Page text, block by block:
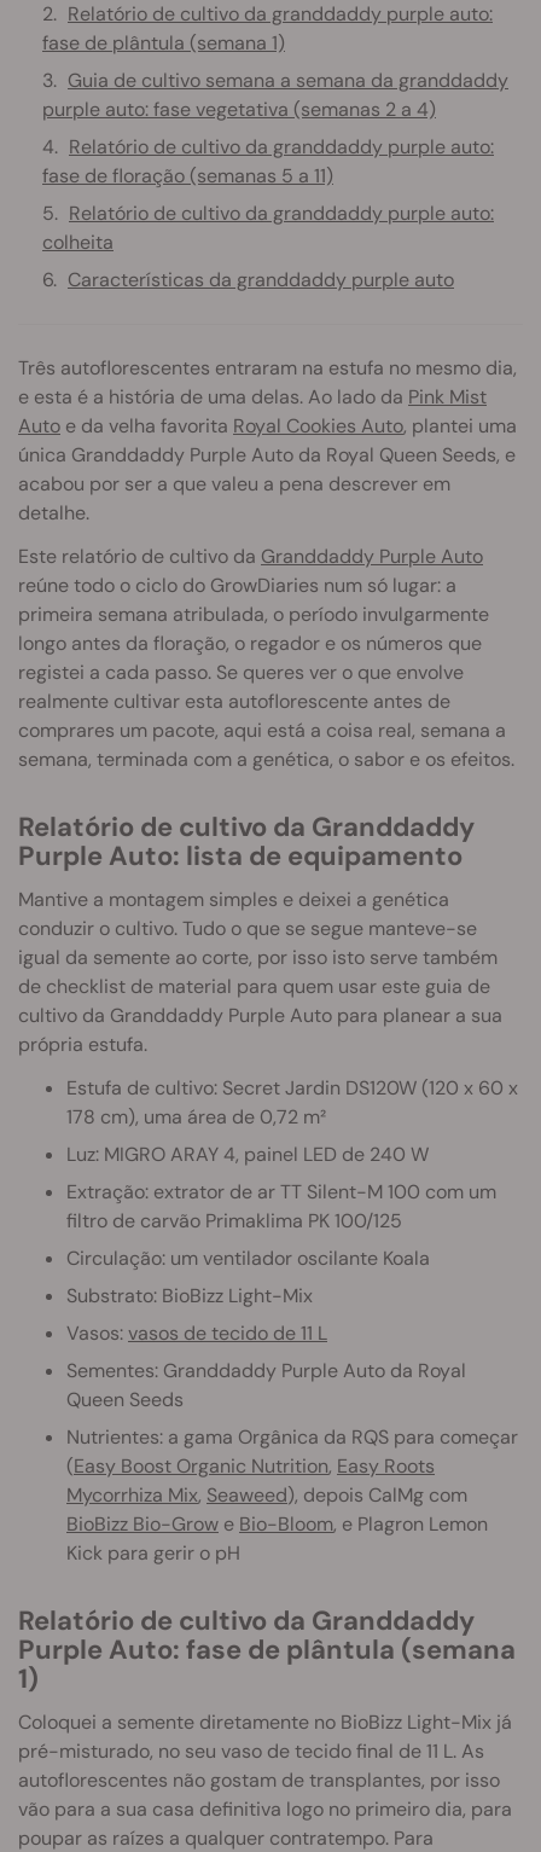
Relatório de cultivo da granddaddy purple auto:
fase de plântula (semana 1)
Guia de cultivo semana a semana da granddaddy
purple auto: fase vegetativa (semanas 2 a 4)
Relatório de cultivo da granddaddy purple auto:
fase de floração (semanas 5 a 11)
Relatório de cultivo da granddaddy purple auto:
colheita
Características da granddaddy purple auto
Três autoflorescentes entraram na estufa no mesmo dia,
e esta é a história de uma delas. Ao lado da Pink Mist
Auto e da velha favorita Royal Cookies Auto, plantei uma
única Granddaddy Purple Auto da Royal Queen Seeds, e
acabou por ser a que valeu a pena descrever em
detalhe.
Este relatório de cultivo da Granddaddy Purple Auto
reúne todo o ciclo do GrowDiaries num só lugar: a
primeira semana atribulada, o período invulgarmente
longo antes da floração, o regador e os números que
registei a cada passo. Se queres ver o que envolve
realmente cultivar esta autoflorescente antes de
comprares um pacote, aqui está a coisa real, semana a
semana, terminada com a genética, o sabor e os efeitos.
Relatório de cultivo da Granddaddy
Purple Auto: lista de equipamento
Mantive a montagem simples e deixei a genética
conduzir o cultivo. Tudo o que se segue manteve-se
igual da semente ao corte, por isso isto serve também
de checklist de material para quem usar este guia de
cultivo da Granddaddy Purple Auto para planear a sua
própria estufa.
Estufa de cultivo: Secret Jardin DS120W (120 x 60 x
178 cm), uma área de 0,72 m²
Luz: MIGRO ARAY 4, painel LED de 240 W
Extração: extrator de ar TT Silent-M 100 com um
filtro de carvão Primaklima PK 100/125
Circulação: um ventilador oscilante Koala
Substrato: BioBizz Light-Mix
Vasos:vasos de tecido de 11 L
Sementes: Granddaddy Purple Auto da Royal
Queen Seeds
Nutrientes: a gama Orgânica da RQS para começar
(Easy Boost Organic Nutrition, Easy Roots
Mycorrhiza Mix, Seaweed), depois CalMg com
BioBizz Bio-Grow e Bio-Bloom, e Plagron Lemon
Kick para gerir o pH
Relatório de cultivo da Granddaddy
Purple Auto: fase de plântula (semana
1)
Coloquei a semente diretamente no BioBizz Light-Mix já
pré-misturado, no seu vaso de tecido final de 11 L. As
autoflorescentes não gostam de transplantes, por isso
vão para a sua casa definitiva logo no primeiro dia, para
poupar as raízes a qualquer contratempo. Para